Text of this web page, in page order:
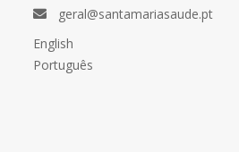
geral@santamariasaude.pt
English
Português